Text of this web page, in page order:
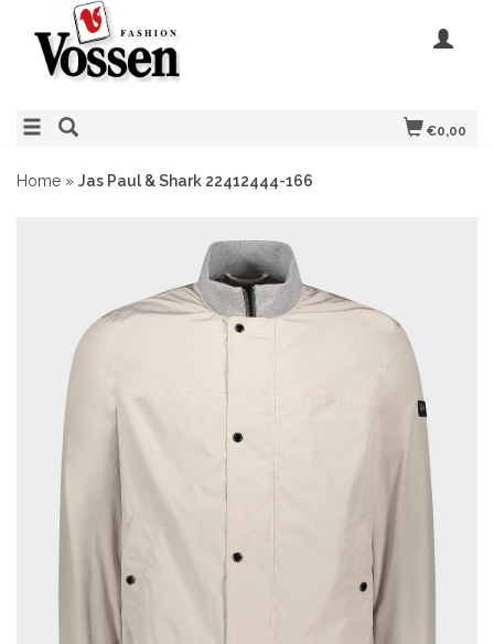
€0,00
Home » Jas Paul & Shark 22412444-166